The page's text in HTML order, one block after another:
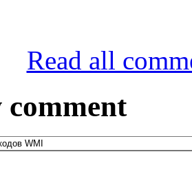
Read all
comment